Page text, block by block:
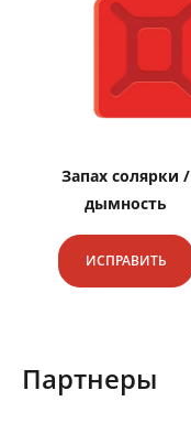
Запах солярки /
дымность
ИСПРАВИТЬ
Партнеры